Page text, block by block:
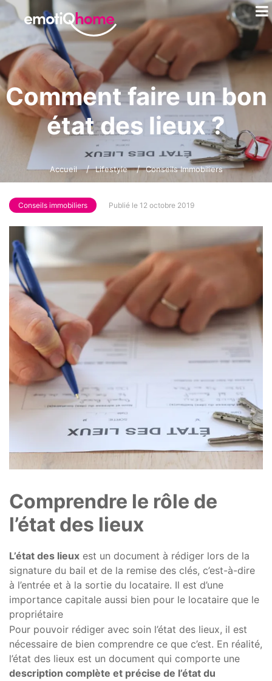
Comment faire un bon
état des lieux ?
Accueil Lifestyle Conseils Immobiliers
Conseils immobiliers Publié le 12 octobre 2019
Comprendre le rôle de
l’état des lieux
L’état des lieux est un document à rédiger lors de la
signature du bail et de la remise des clés, c’est-à-dire
à l’entrée et à la sortie du locataire. Il est d’une
importance capitale aussi bien pour le locataire que le
propriétaire
Pour pouvoir rédiger avec soin l’état des lieux, il est
nécessaire de bien comprendre ce que c’est. En réalité,
l’état des lieux est un document qui comporte une
description complète et précise de l’état du